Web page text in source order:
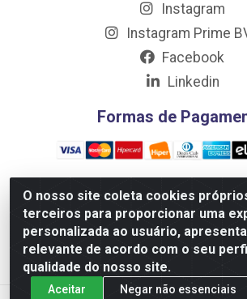
O nosso site coleta cookies
terceiros para proporcionar uma
personalizada ao usuário,
relevante de acordo com o seu
qualidade do nosso site.
Aceitar Negar não essenciais
Instagram
Instagram Prime
Facebook
Linkedin
Formas de
Distribuidora Prime LTDA - Av. Professor
Flores, Manaus/AM - CEP 69.058-
10.717.750/0001-32